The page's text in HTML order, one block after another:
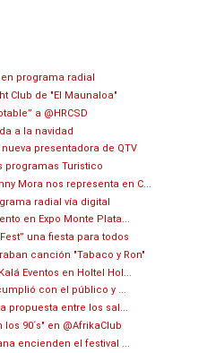
programa radial
Club de "El Maunaloa"
a @HRCSD
a la navidad
presentadora de QTV
programas Turistico
Mora nos representa en C...
radial vía digital
en Expo Monte Plata...
una fiesta para todos
canción "Tabaco y Ron"
Eventos en Holtel Hol...
con el público y ...
propuesta entre los sal...
90´s" en @AfrikaClub
encienden el festival ...